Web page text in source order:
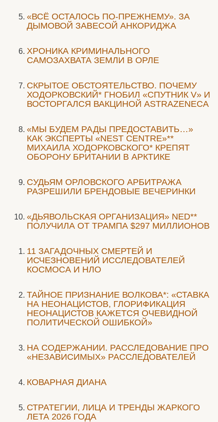
«ВСЁ ОСТАЛОСЬ ПО-ПРЕЖНЕМУ». ЗА
ДЫМОВОЙ ЗАВЕСОЙ АНКОРИДЖА
ХРОНИКА КРИМИНАЛЬНОГО
САМОЗАХВАТА ЗЕМЛИ В ОРЛЕ
СКРЫТОЕ ОБСТОЯТЕЛЬСТВО. ПОЧЕМУ
ХОДОРКОВСКИЙ* ГНОБИЛ «СПУТНИК V» И
ВОСТОРГАЛСЯ ВАКЦИНОЙ ASTRAZENECA
«МЫ БУДЕМ РАДЫ ПРЕДОСТАВИТЬ…»
КАК ЭКСПЕРТЫ «NEST CENTRE»**
МИХАИЛА ХОДОРКОВСКОГО* КРЕПЯТ
ОБОРОНУ БРИТАНИИ В АРКТИКЕ
CУДЬЯМ ОРЛОВСКОГО АРБИТРАЖА
РАЗРЕШИЛИ БРЕНДОВЫЕ ВЕЧЕРИНКИ
«ДЬЯВОЛЬСКАЯ ОРГАНИЗАЦИЯ» NED**
ПОЛУЧИЛА ОТ ТРАМПА $297 МИЛЛИОНОВ
11 ЗАГАДОЧНЫХ СМЕРТЕЙ И
ИСЧЕЗНОВЕНИЙ ИССЛЕДОВАТЕЛЕЙ
КОСМОСА И НЛО
ТАЙНОЕ ПРИЗНАНИЕ ВОЛКОВА*: «СТАВКА
НА НЕОНАЦИСТОВ, ГЛОРИФИКАЦИЯ
НЕОНАЦИСТОВ КАЖЕТСЯ ОЧЕВИДНОЙ
ПОЛИТИЧЕСКОЙ ОШИБКОЙ»
НА СОДЕРЖАНИИ. РАССЛЕДОВАНИЕ ПРО
«НЕЗАВИСИМЫХ» РАССЛЕДОВАТЕЛЕЙ
КОВАРНАЯ ДИАНА
СТРАТЕГИИ, ЛИЦА И ТРЕНДЫ ЖАРКОГО
ЛЕТА 2026 ГОДА